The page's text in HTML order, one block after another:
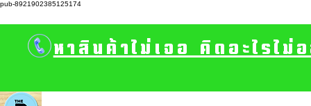
pub-8921902385125174
หาสินค้าไม่เจอ คิดอะไรไ